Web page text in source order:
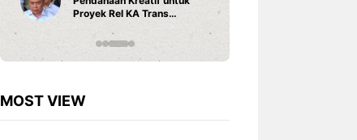
Proyek Rel KA Trans
MOST VIEW